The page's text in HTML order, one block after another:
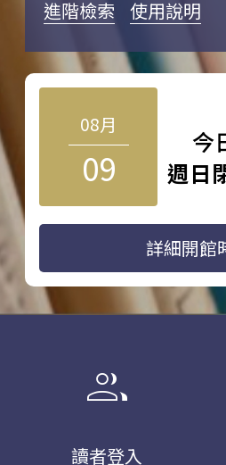
進階檢索 使用說明
08月
09
今
週日
詳細開館
group
讀者登入